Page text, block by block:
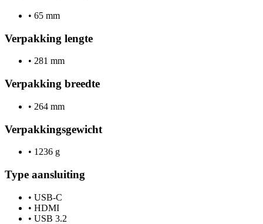
• 65 mm
Verpakking lengte
• 281 mm
Verpakking breedte
• 264 mm
Verpakkingsgewicht
• 1236 g
Type aansluiting
• USB-C
• HDMI
• USB 3.2